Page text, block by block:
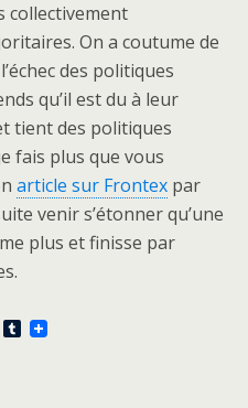
collectivement
On a coutume de
des politiques
qu’il est du à leur
tient des politiques
fais plus que vous
article sur Frontex par
venir s’étonner qu’une
plus et finisse par
T